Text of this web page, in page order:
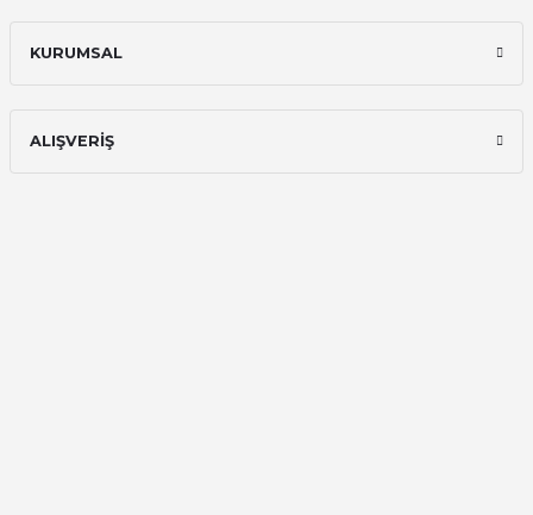
KURUMSAL
ALIŞVERİŞ